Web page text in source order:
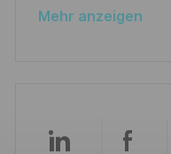
h
r
Mehr anzeigen